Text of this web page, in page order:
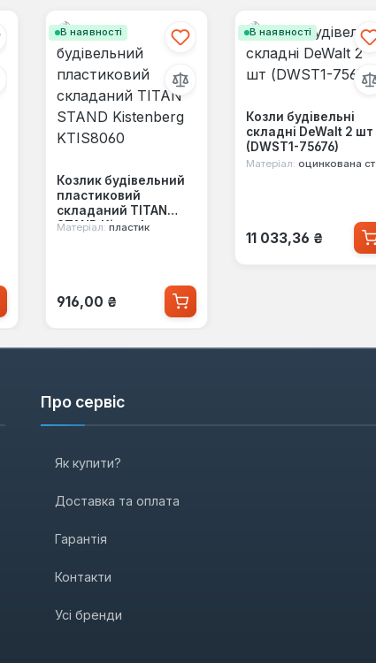
В наявності
Козлик будівельний
пластиковий
складаний TITAN
STAND Kistenberg
Матеріал: пластик
Звичайна ціна:
916,00 ₴
В наявності
Козли будівельні
складні DeWalt 2 шт
(DWST1-75676)
Матеріал: оцинкована сталь
Звичайна ціна:
11 033,36 ₴
Про сервіс
Як купити?
Доставка та оплата
Гарантія
Контакти
Усі бренди